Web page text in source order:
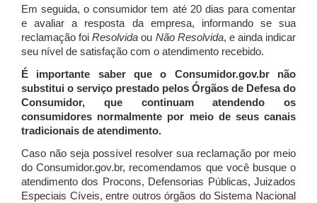
Em seguida, o consumidor tem até 20 dias para comentar
e avaliar a resposta da empresa, informando se sua
reclamação foiResolvida ou Não Resolvida, e ainda indicar
seu nível de satisfação com o atendimento recebido.
É importante saber que o Consumidor.gov.br não
substitui o serviço prestado pelos Órgãos de Defesa do
Consumidor, que continuam atendendo os
consumidores normalmente por meio de seus canais
tradicionais de atendimento.
Caso não seja possível resolver sua reclamação por meio
do Consumidor.gov.br, recomendamos que você busque o
atendimento dos Procons, Defensorias Públicas, Juizados
Especiais Cíveis, entre outros órgãos do Sistema Nacional